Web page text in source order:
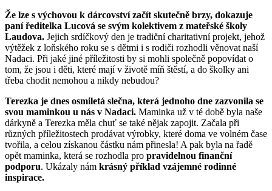
Že lze s výchovou k dárcovství začít skutečně brzy, dokazuje
paní ředitelka Lucová se svým kolektivem z mateřské školy
Laudova. Jejich srdíčkový den je tradiční charitativní projekt, jehož
výtěžek z loňského roku se s dětmi i s rodiči rozhodli věnovat naší
Nadaci. Při jaké jiné příležitosti by si mohli společně popovídat o
tom, že jsou i děti, které mají v životě míň štěstí, a do školky ani
třeba chodit nemohou a nikdy nebudou?
Terezka je dnes osmiletá slečna, která jednoho dne zazvonila se
svou maminkou u nás v Nadaci. Maminka už v té době byla naše
dárkyně a Terezka měla chuť se také nějak zapojit. Začala při
různých příležitostech prodávat výrobky, které doma ve volném čase
tvořila, a celou získanou částku nám přinesla! A pak byla na řadě
opět maminka, která se rozhodla pro pravidelnou finanční
podporu. Ukázaly nám krásný příklad vzájemné rodinné
inspirace.